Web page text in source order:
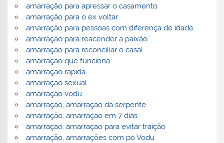
amarração para apressar o casamento
amarração para o ex voltar
amarração para pessoas com diferença de idade
amarração para reacender a paixão
amarração para reconciliar o casal
amarração que funciona
amarração rapida
amarração sexual
amarração vodu
amarração, amarração da serpente
amarração, amarraçao em 7 dias
amarraçao, amarraçao para evitar traição
amarração, amarrações com pó Vodu